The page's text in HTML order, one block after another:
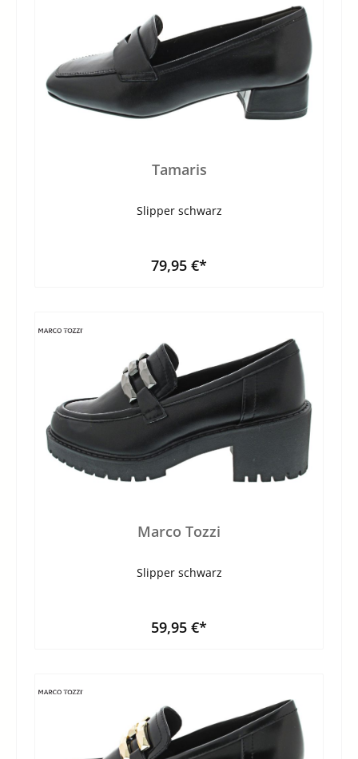
Tamaris
Slipper schwarz
79,95 €*
Marco Tozzi
Slipper schwarz
59,95 €*